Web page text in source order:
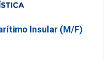
Insular (m/f)